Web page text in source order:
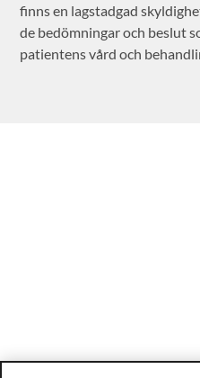
finns en lagstadgad
de bedömningar och beslut
patientens vård och